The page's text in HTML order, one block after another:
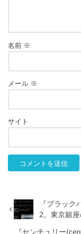
名前 ※
メール ※
サイト
『ブラッ
2。東京銀
『センチュリー